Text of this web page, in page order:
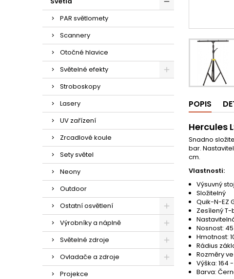
PAR světlomety
Scannery
Otočné hlavice
Světelné efekty
Stroboskopy
Lasery
UV zařízení
Zrcadlové koule
Sety světel
Neony
Outdoor
Ostatní osvětlení
Výrobníky a náplně
Světelné zdroje
Ovladače a zdroje
Projekce
POPIS
Hercules
Snadno
bar.
cm.
Vlastnosti:
Výsuvný
Složitelný
Quik-N-EZ
Zesílený
Nosnost:
Hmotnost:
Rádius
Rozměry
Výška: 164
Barva: